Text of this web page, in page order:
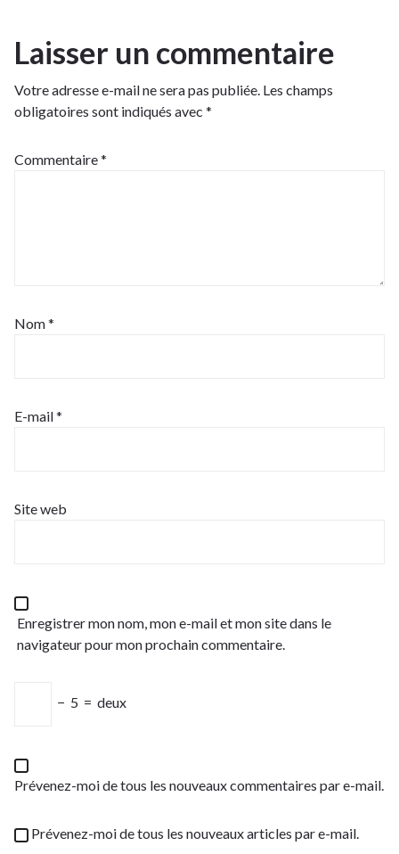
Laisser un commentaire
Votre adresse e-mail ne sera pas publiée. Les champs
obligatoires sont indiqués avec *
Commentaire*
Nom*
E-mail*
Site web
Enregistrer mon nom, mon e-mail et mon site dans le
navigateur pour mon prochain commentaire.
− 5 = deux
Prévenez-moi de tous les nouveaux commentaires par e-mail.
Prévenez-moi de tous les nouveaux articles par e-mail.